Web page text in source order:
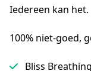
Iedereen kan het.
100% niet-goed,
Bliss